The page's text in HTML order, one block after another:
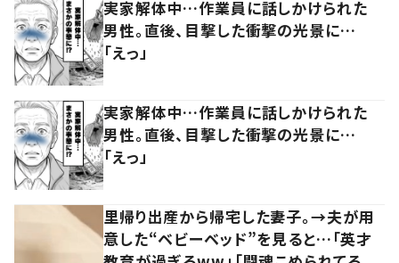
実家解体中…作業員に話しかけられた
男性。直後、目撃した衝撃の光景に…
「えっ」
実家解体中…作業員に話しかけられた
男性。直後、目撃した衝撃の光景に…
「えっ」
里帰り出産から帰宅した妻子。→夫が用
意した“ベビーベッド”を見ると…「英才